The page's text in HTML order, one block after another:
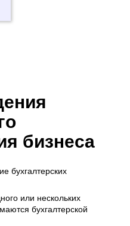
бизнеса
бухгалтерских
или нескольких
бухгалтерской